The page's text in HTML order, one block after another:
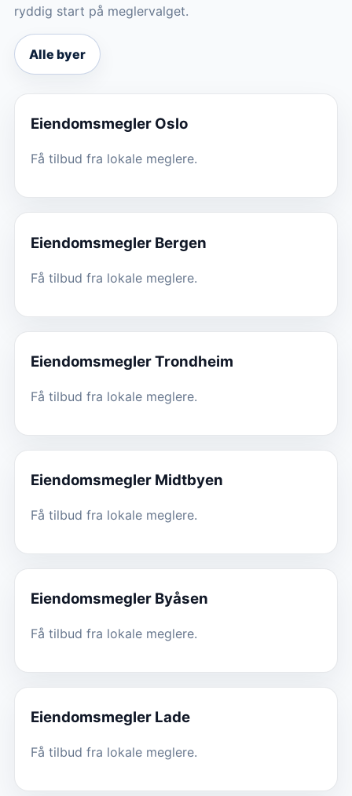
ryddig start på meglervalget.
Alle byer
Eiendomsmegler Oslo
Få tilbud fra lokale meglere.
Eiendomsmegler Bergen
Få tilbud fra lokale meglere.
EiendomsmeglerTrondheim
Få tilbud fra lokale meglere.
Eiendomsmegler Midtbyen
Få tilbud fra lokale meglere.
Eiendomsmegler Byåsen
Få tilbud fra lokale meglere.
Eiendomsmegler Lade
Få tilbud fra lokale meglere.